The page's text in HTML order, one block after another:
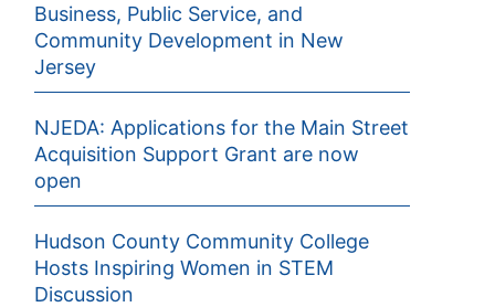
Business, Public Service, and
Community Development in New
Jersey
NJEDA: Applications for the Main Street
Acquisition Support Grant are now
open
Hudson County Community College
Hosts Inspiring Women in STEM
Discussion